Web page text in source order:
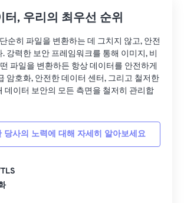
터, 우리의 최우선 순위
순히 파일을 변환하는 데 그치지 않고, 안전
강력한 보안 프레임워크를 통해 이미지, 비
파일을 변환하든 항상 데이터를 안전하게
암호화, 안전한 데이터 센터, 그리고 철저한
데이터 보안의 모든 측면을 철저히 관리합
당사의 노력에 대해 자세히 알아보세요